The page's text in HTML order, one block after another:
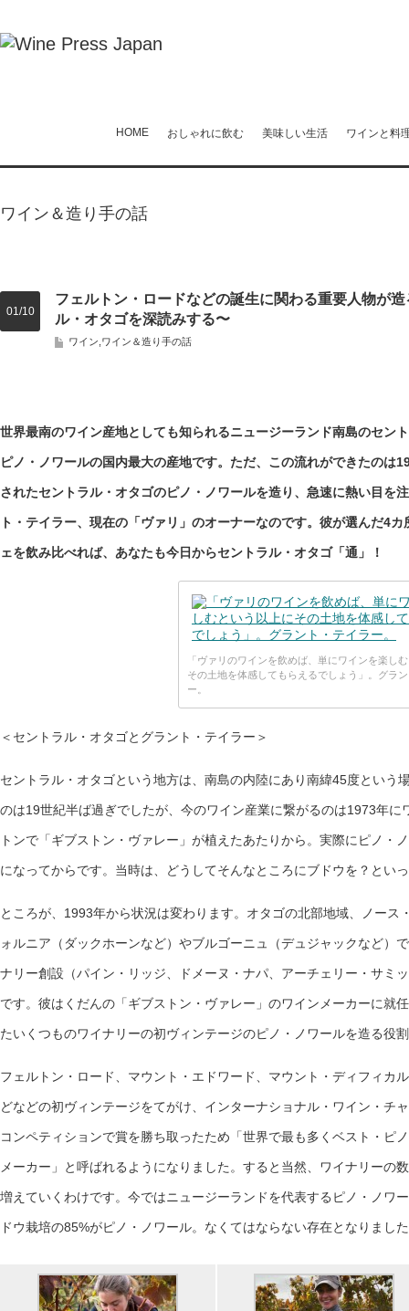
HOME おしゃれに飲む 美味しい生活 ワインと料
ワイン＆造り手の話
フェルトン・ロードなどの誕生に関わる重要人物が
ル・オタゴを深読みする〜
ワイン ワイン＆造り手の話
01/10
世界最南のワイン産地としても知られるニュージーランド南島のセン
ピノ・ノワールの国内最大の産地です。ただ、この流れができたのは
されたセントラル・オタゴのピノ・ノワールを造り、急速に熱い目を
ト・テイラー、現在の「ヴァリ」のオーナーなのです。彼が選んだ4
ェを飲み比べれば、あなたも今日からセントラル・オタゴ「通」！
「ヴァリのワインを飲めば、単にワインを楽し
その土地を体感してもらえるでしょう」。グラ
ー。
＜セントラル・オタゴとグラント・テイラー＞
セントラル・オタゴという地方は、南島の内陸にあり南緯45度という
のは19世紀半ば過ぎでしたが、今のワイン産業に繋がるのは1973年
トンで「ギブストン・ヴァレー」が植えたあたりから。実際にピノ・
になってからです。当時は、どうしてそんなところにブドウを？とい
ところが、1993年から状況は変わります。オタゴの北部地域、ノース
ォルニア（ダックホーンなど）やブルゴーニュ（デュジャックなど）
ナリー創設（パイン・リッジ、ドメーヌ・ナパ、アーチェリー・サミ
です。彼はくだんの「ギブストン・ヴァレー」のワインメーカーに就
たいくつものワイナリーの初ヴィンテージのピノ・ノワールを造る役
フェルトン・ロード、マウント・エドワード、マウント・ディフィカ
どなどの初ヴィンテージをてがけ、インターナショナル・ワイン・チ
コンペティションで賞を勝ち取ったため「世界で最も多くベスト・ピ
メーカー」と呼ばれるようになりました。すると当然、ワイナリーの
増えていくわけです。今ではニュージーランドを代表するピノ・ノワ
ドウ栽培の85%がピノ・ノワール。なくてはならない存在となりまし